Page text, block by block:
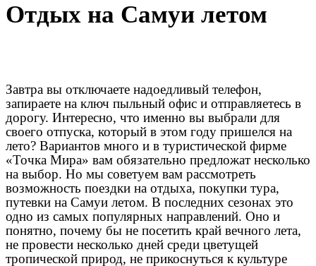
Отдых на Самуи летом
Завтра вы отключаете надоедливый телефон,
запираете на ключ пыльный офис и отправляетесь в
дорогу. Интересно, что именно вы выбрали для
своего отпуска, который в этом году пришелся на
лето? Вариантов много и в туристической фирме
«Точка Мира» вам обязательно предложат несколько
на выбор. Но мы советуем вам рассмотреть
возможность поездки на отдыха, покупки тура,
путевки на Самуи летом. В последних сезонах это
одно из самых популярных направлений. Оно и
понятно, почему бы не посетить край вечного лета,
не провести несколько дней среди цветущей
тропической природ, не прикоснуться к культуре